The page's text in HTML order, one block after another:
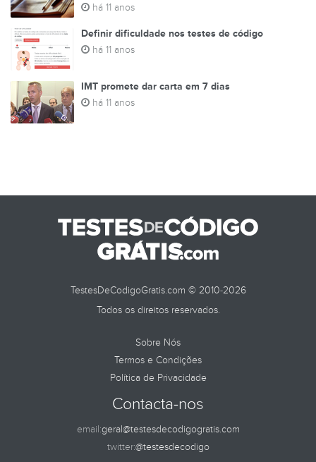
há 11 anos
Definir dificuldade nos testes de código
há 11 anos
IMT promete dar carta em 7 dias
há 11 anos
TestesDeCodigoGratis.com © 2010-2026
Todos os direitos reservados.
Sobre Nós
Termos e Condições
Política de Privacidade
Contacta-nos
email:geral@testesdecodigogratis.com
twitter:@testesdecodigo